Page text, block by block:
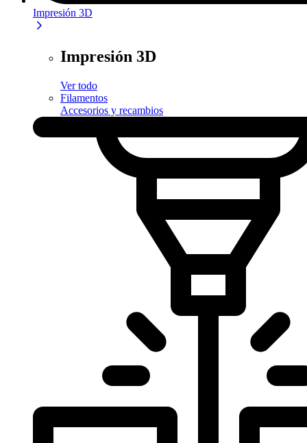
Impresión 3D
Impresión 3D
Ver todo
Filamentos
Accesorios y recambios